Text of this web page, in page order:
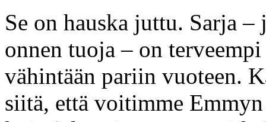
Se on hauska juttu. Sarja
onnen tuoja – on
vähintään pariin vuoteen.
siitä, että voitimme